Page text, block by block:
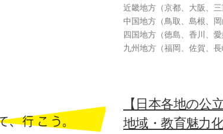
近畿地方（京都、大阪、
中国地方（鳥取、島根、岡
四国地方（徳島、香川、愛
九州地方（福岡、佐賀、
【日本各地の
地域・教育魅力